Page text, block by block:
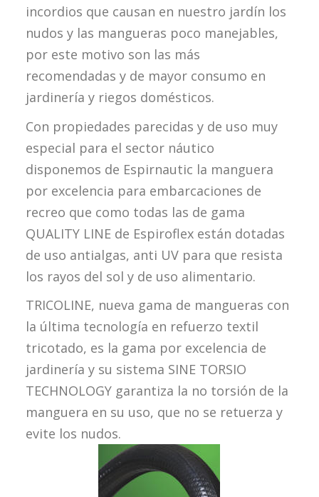
incordios que causan en nuestro jardín los
nudos y las mangueras poco manejables,
por este motivo son las más
recomendadas y de mayor consumo en
jardinería y riegos domésticos.
Con propiedades parecidas y de uso muy
especial para el sector náutico
disponemos de Espirnautic la manguera
por excelencia para embarcaciones de
recreo que como todas las de gama
QUALITY LINE de Espiroflex están dotadas
de uso antialgas, anti UV para que resista
los rayos del sol y de uso alimentario.
TRICOLINE, nueva gama de mangueras con
la última tecnología en refuerzo textil
tricotado, es la gama por excelencia de
jardinería y su sistema SINE TORSIO
TECHNOLOGY garantiza la no torsión de la
manguera en su uso, que no se retuerza y
evite los nudos.